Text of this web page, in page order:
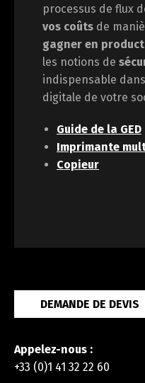
processus de flux
vos coûts de
gagner en
les notions de
indispensable
digitale de votre
Guide de la GED
Imprimante
Copieur
DEMANDE DE DEVIS
Appelez-nous :
+33 (0)1 41 32 22 60